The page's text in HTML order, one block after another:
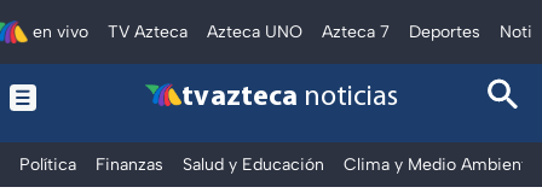
en vivo TV Azteca Azteca UNO Azteca 7 Deportes
tv azteca noticias
Política Finanzas Salud y Educación Clima y Medio Ambiente